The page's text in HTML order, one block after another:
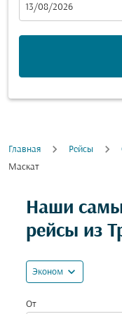
fc-booking-departure-
13/08/2026
Главная Рейсы
Маскат
Наши
рейсы из
Эконом expand_more
От
Попробуйте